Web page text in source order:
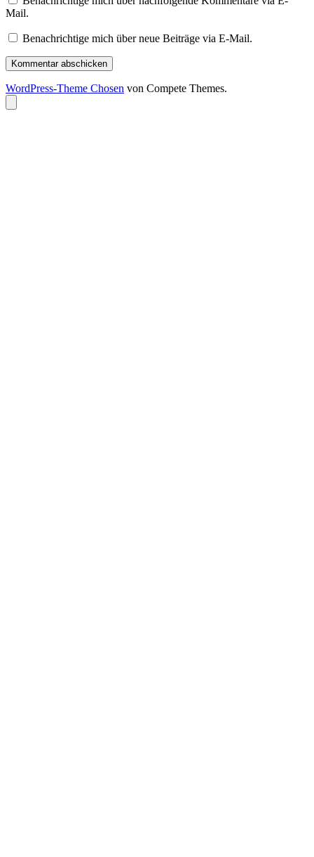
Mail.
Benachrichtige mich über neue Beiträge via E-Mail.
WordPress-Theme Chosen von Compete Themes.
oben